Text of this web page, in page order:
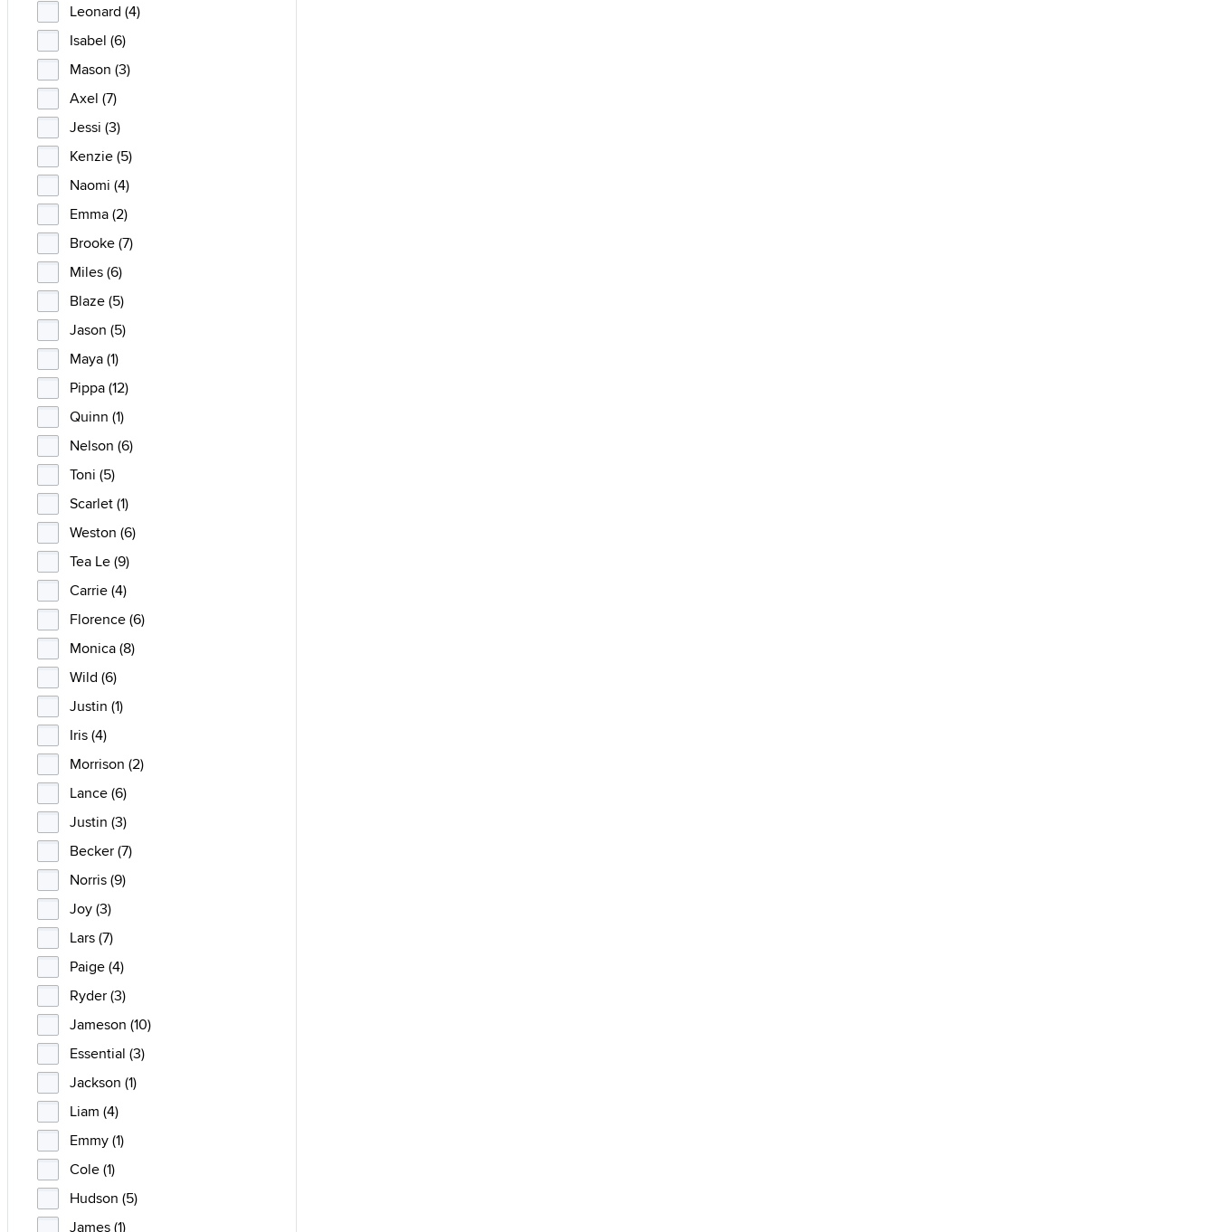
Leonard (4)
Isabel (6)
Mason (3)
Axel (7)
Jessi (3)
Kenzie (5)
Naomi (4)
Emma (2)
Brooke (7)
Miles (6)
Blaze (5)
Jason (5)
Maya (1)
Pippa (12)
Quinn (1)
Nelson (6)
Toni (5)
Scarlet (1)
Weston (6)
Tea Le (9)
Carrie (4)
Florence (6)
Monica (8)
Wild (6)
Justin (1)
Iris (4)
Morrison (2)
Lance (6)
Justin (3)
Becker (7)
Norris (9)
Joy (3)
Lars (7)
Paige (4)
Ryder (3)
Jameson (10)
Essential (3)
Jackson (1)
Liam (4)
Emmy (1)
Cole (1)
Hudson (5)
James (1)